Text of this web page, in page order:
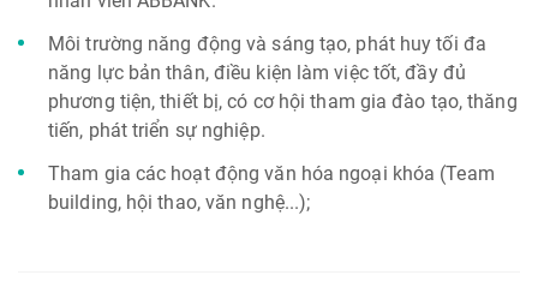
Môi trường năng động và sáng tạo, phát huy tối đa
năng lực bản thân, điều kiện làm việc tốt, đầy đủ
phương tiện, thiết bị, có cơ hội tham gia đào tạo, thăng
tiến, phát triển sự nghiệp.
Tham gia các hoạt động văn hóa ngoại khóa (Team
building, hội thao, văn nghệ...);